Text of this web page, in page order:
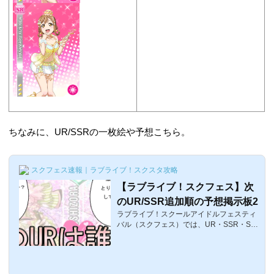
ちなみに、UR/SSRの一枚絵や予想こちら。
スクフェス速報｜ラブライブ！スクスタ攻略
【ラブライブ！スクフェス】次
のUR/SSR追加順の予想掲示板2
ラブライブ！スクールアイドルフェスティ
バル（スクフェス）では、UR・SSR・SR